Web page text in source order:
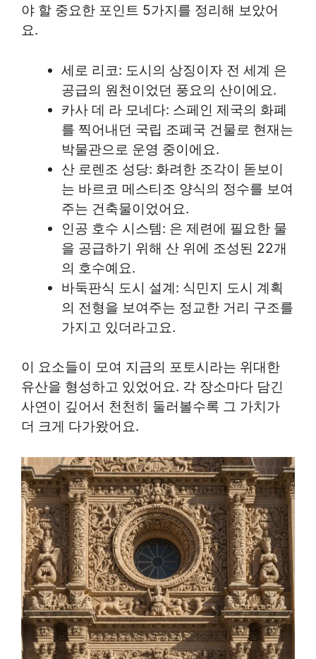
야 할 중요한 포인트 5가지를 정리해 보았어
요.
세로 리코: 도시의 상징이자 전 세계 은
공급의 원천이었던 풍요의 산이에요.
카사 데 라 모네다: 스페인 제국의 화폐
를 찍어내던 국립 조폐국 건물로 현재는
박물관으로 운영 중이에요.
산 로렌조 성당: 화려한 조각이 돋보이
는 바르코 메스티조 양식의 정수를 보여
주는 건축물이었어요.
인공 호수 시스템: 은 제련에 필요한 물
을 공급하기 위해 산 위에 조성된 22개
의 호수예요.
바둑판식 도시 설계: 식민지 도시 계획
의 전형을 보여주는 정교한 거리 구조를
가지고 있더라고요.
이 요소들이 모여 지금의 포토시라는 위대한
유산을 형성하고 있었어요. 각 장소마다 담긴
사연이 깊어서 천천히 둘러볼수록 그 가치가
더 크게 다가왔어요.